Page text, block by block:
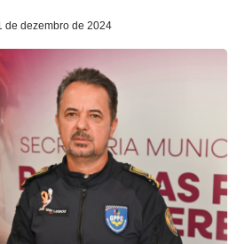
de dezembro de 2024